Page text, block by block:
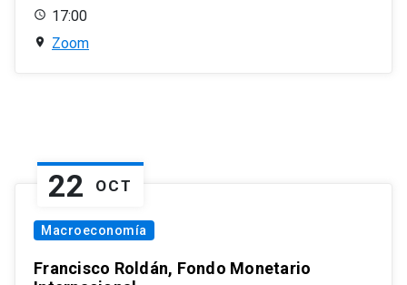
17:00
Zoom
22 OCT
Macroeconomía
Francisco Roldán, Fondo Monetario